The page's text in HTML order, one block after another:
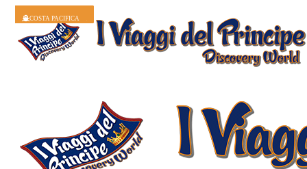
COSTA SERENA
COSTA FASCINOSA
COSTA TOSCANA
COSTA SMERALDA
COSTA TOSCANA
COSTA TOSCANA
COSTA FASCINOSA
COSTA FASCINOSA
COSTA SMERALDA
COSTA PACIFICA